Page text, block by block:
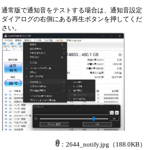
通常版で通知音をテストする場合は、通知音設定
ダイアログの右側にある再生ボタンを押してくだ
さい。
：2644_notify.jpg （188.0KB）